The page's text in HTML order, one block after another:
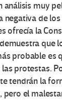
análisis muy
negativa de
ofrecía la
que
probable es
protestas.
tendrán la
pero el